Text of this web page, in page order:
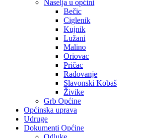
Naselja u općini
Bečic
Ciglenik
Kujnik
Lužani
Malino
Oriovac
Pričac
Radovanje
Slavonski Kobaš
Živike
Grb Općine
Općinska uprava
Udruge
Dokumenti Općine